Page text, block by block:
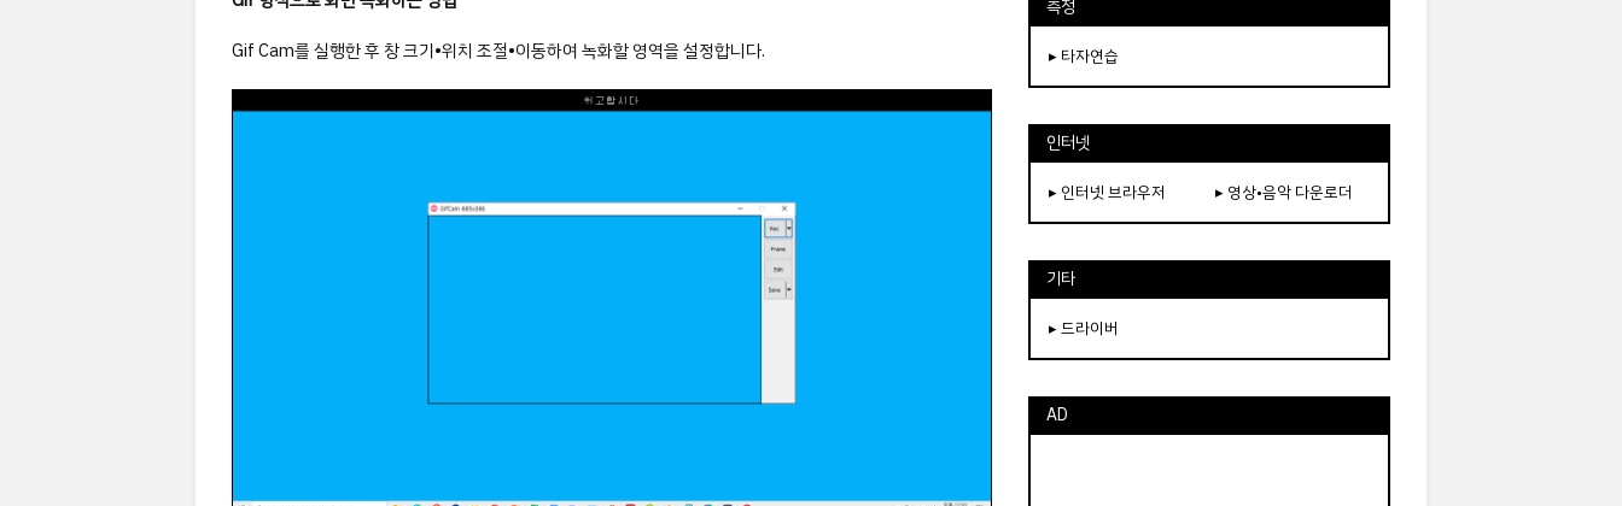
Gif Cam를 실행한 후 창 크기•위치 조절•이동하여 녹화할 영역을 설정합니다.
측정
▸ 타자연습
인터넷
▸ 인터넷 브라우저 ▸ 영상•음악 다운로더
기타
▸ 드라이버
AD